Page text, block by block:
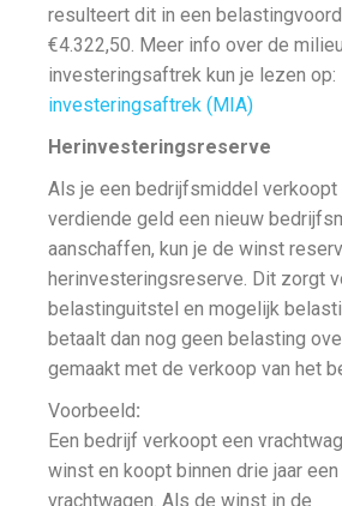
resulteert dit in een
€4.322,50. Meer info over de
investeringsaftrek kun je lezen op:
investeringsaftrek (MIA)
Herinvesteringsreserve
Als je een bedrijfsmiddel verkoopt
verdiende geld een nieuw
aanschaffen, kun je de winst
herinvesteringsreserve. Dit zorgt
belastinguitstel en mogelijk
betaalt dan nog geen belasting
gemaakt met de verkoop van het
Voorbeeld:
Een bedrijf verkoopt een
winst en koopt binnen drie jaar
vrachtwagen. Als de winst in de